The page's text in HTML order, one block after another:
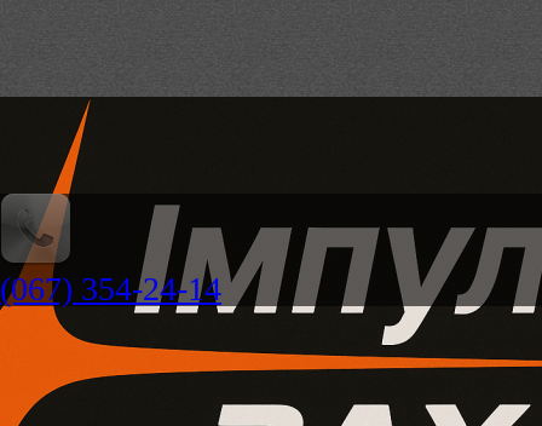
(067) 354-24-14